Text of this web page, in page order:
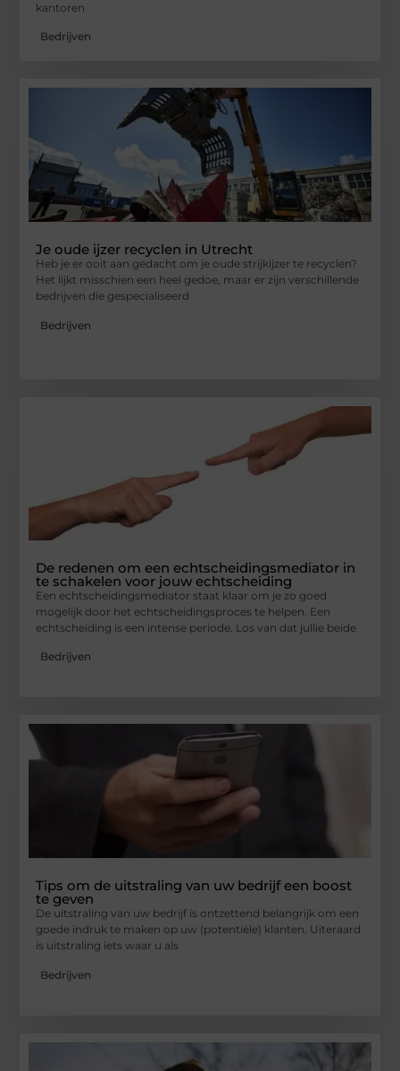
kantoren
Bedrijven
Je oude ijzer recyclen in Utrecht
Heb je er ooit aan gedacht om je oude strijkijzer te recyclen?
Het lijkt misschien een heel gedoe, maar er zijn verschillende
bedrijven die gespecialiseerd
Bedrijven
De redenen om een echtscheidingsmediator in
te schakelen voor jouw echtscheiding
Een echtscheidingsmediator staat klaar om je zo goed
mogelijk door het echtscheidingsproces te helpen. Een
echtscheiding is een intense periode. Los van dat jullie beide
Bedrijven
Tips om de uitstraling van uw bedrijf een boost
te geven
De uitstraling van uw bedrijf is ontzettend belangrijk om een
goede indruk te maken op uw (potentiële) klanten. Uiteraard
is uitstraling iets waar u als
Bedrijven